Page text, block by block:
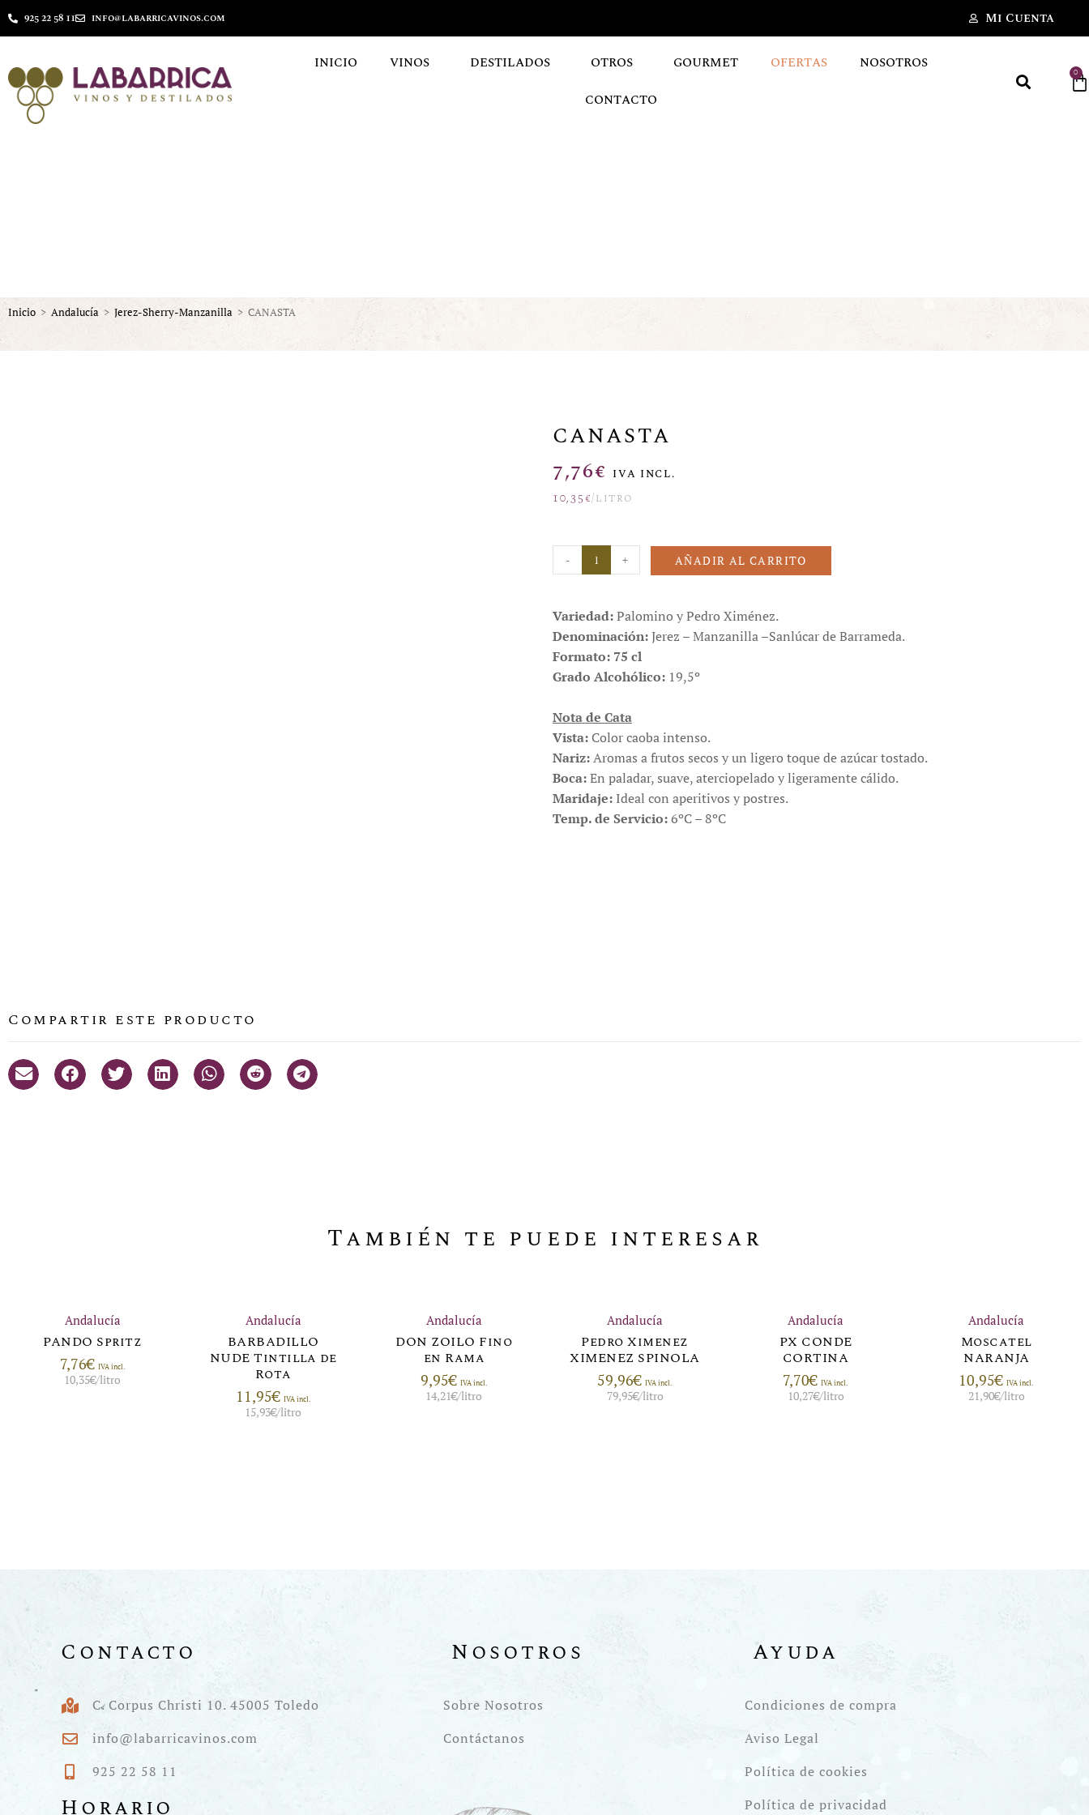
925 22 58 11 info@labarricavinos.com Mi Cuenta
INICIO VINOS DESTILADOS OTROS GOURMET OFERTAS
NOSOTROS
CONTACTO
0
Inicio > Andalucía > Jerez-Sherry-Manzanilla > CANASTA
CANASTA
7,76€ IVA INCL.
10,35€/litro
- + AÑADIR AL CARRITO
Variedad:Palomino y Pedro Ximénez.
Denominación:Jerez – Manzanilla –Sanlúcar de Barrameda.
Formato: 75 cl
Grado Alcohólico: 19,5º
Nota de Cata
Vista: Color caoba intenso.
Nariz:Aromas a frutos secos y un ligero toque de azúcar tostado.
Boca:En paladar, suave, aterciopelado y ligeramente cálido.
Maridaje: Ideal con aperitivos y postres.
Temp. de Servicio:6ºC – 8ºC
Compartir este producto
También te puede interesar
Andalucía
PANDO Spritz
7,76€ IVA incl.
10,35€/litro
Andalucía
BARBADILLO
NUDE Tintilla de
Rota
11,95€ IVA incl.
15,93€/litro
Andalucía
DON ZOILO Fino
en Rama
9,95€ IVA incl.
14,21€/litro
Andalucía
Pedro Ximenez
XIMENEZ SPINOLA
59,96€ IVA incl.
79,95€/litro
Andalucía
PX CONDE
CORTINA
7,70€ IVA incl.
10,27€/litro
Andalucía
Moscatel
NARANJA
10,95€ IVA incl.
21,90€/litro
Contacto
C. Corpus Christi 10. 45005 Toledo
info@labarricavinos.com
925 22 58 11
Horario
Nosotros
Sobre Nosotros
Contáctanos
Ayuda
Condiciones de compra
Aviso Legal
Política de cookies
Política de privacidad